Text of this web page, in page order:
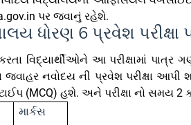
પર જવાનું રહેશે.
ધોરણ 6 પ્રવેશ પરીક્ષા
વિદ્યાર્થીઓને આ પરીક્ષામાં
નવોદય ની પ્રવેશ પરીક્ષા આપી
(MCQ) હશે. અને પરીક્ષા નો સમય 2
માર્કસ